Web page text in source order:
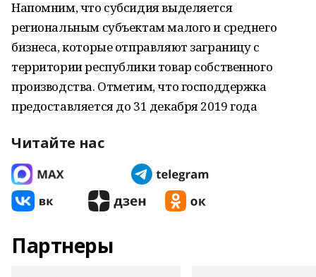
Напомним, что субсидия выделяется
региональным субъектам малого и среднего
бизнеса, которые отправляют заграницу с
территории республики товар собственного
производства. Отметим, что господдержка
предоставляется до 31 декабря 2019 года
Читайте нас
Партнеры